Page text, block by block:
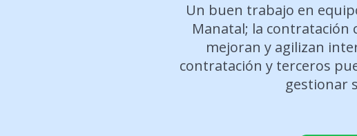
Un buen trabajo en
Manatal; la contratación
mejoran y agilizan
contratación y terceros
gestionar